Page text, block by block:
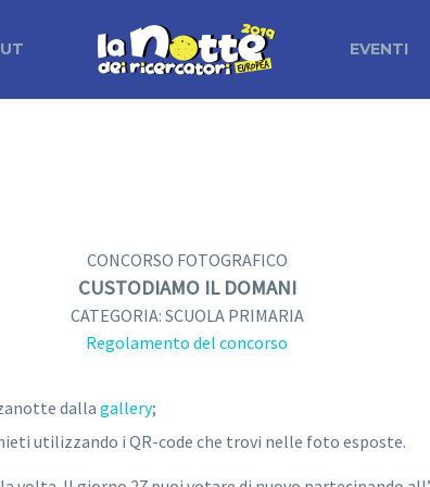
EVENTI
CONCORSO FOTOGRAFICO
CUSTODIAMO IL DOMANI
CATEGORIA: SCUOLA PRIMARIA
Regolamento del concorso
dalla gallery;
utilizzando i QR-code che trovi nelle foto esposte.